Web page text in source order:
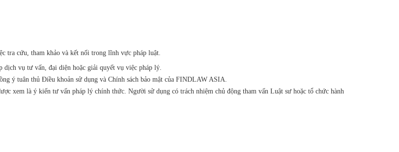
tra cứu, tham khảo và kết nối trong lĩnh vực pháp luật.
vụ tư vấn, đại diện hoặc giải quyết vụ việc pháp lý.
ý tuân thủ Điều khoản sử dụng và Chính sách bảo mật của FINDLAW ASIA.
xem là ý kiến tư vấn pháp lý chính thức. Người sử dụng có trách nhiệm chủ động tham vấn Luật sư hoặc tổ chức hành